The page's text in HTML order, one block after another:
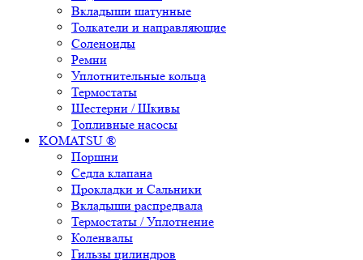
Вкладыши шатунные
Толкатели и направляющие
Соленоиды
Ремни
Уплотнительные кольца
Термостаты
Шестерни / Шкивы
Топливные насосы
KOMATSU ®
Поршни
Седла клапана
Прокладки и Сальники
Вкладыши распредвала
Термостаты / Уплотнение
Коленвалы
Гильзы цилиндров